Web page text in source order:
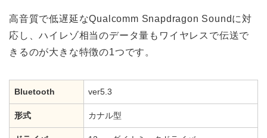
高音質で低遅延なQualcomm Snapdragon Soundに対
応し、ハイレゾ相当のデータ量もワイヤレスで伝送で
きるのが大きな特徴の1つです。
Bluetooth ver5.3
形式 カナル型